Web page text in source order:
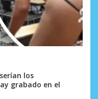
los
grabado en el